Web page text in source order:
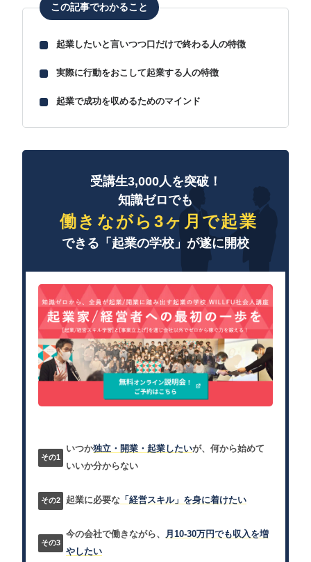
この記事でわかること
起業したいと言いつつ口だけで終わる人の特徴
実際に行動をおこして起業する人の特徴
起業で成功を収めるためのマインド
受講生3,000人を突破！
知識ゼロでも
働きながら3ヶ月で起業
できる「起業の学校」が遂に開校
いつか独立・開業・起業したいが、何から始めて
いいか分からない
起業に必要な 「経営スキル」を身に着けたい
今の会社で働きながら、
月10-30万円でも収入を増
やしたい